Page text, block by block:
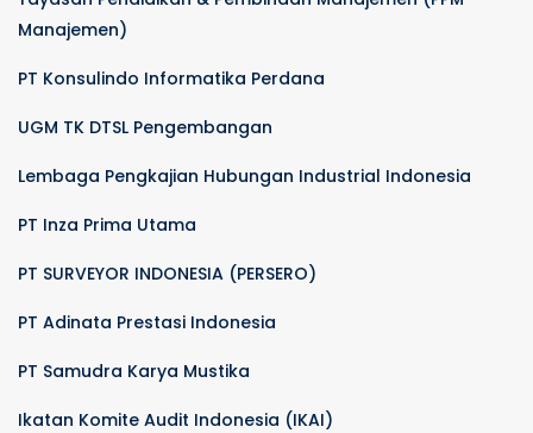
Manajemen)
PT Konsulindo Informatika Perdana
UGM TK DTSL Pengembangan
Lembaga Pengkajian Hubungan Industrial Indonesia
PT Inza Prima Utama
PT SURVEYOR INDONESIA (PERSERO)
PT Adinata Prestasi Indonesia
PT Samudra Karya Mustika
Ikatan Komite Audit Indonesia (IKAI)